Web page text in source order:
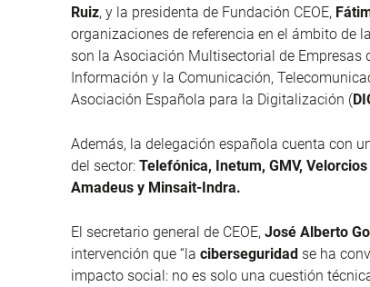
Ruiz, y la presidenta de Fundación CEOE,
organizaciones de referencia en el ámbito de
son la Asociación Multisectorial de Empresas
Información y la Comunicación,
Asociación Española para la Digitalización (
Además, la delegación española cuenta con
del sector: Telefónica, Inetum, GMV,
Amadeus y Minsait-Indra.
El secretario general de CEOE, José Alberto
intervención que “la ciberseguridad se ha
impacto social: no es solo una cuestión